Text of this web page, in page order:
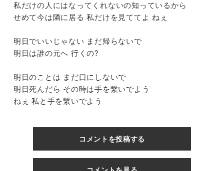
私だけの人にはなってくれないの知っているから
せめて今は隣に居る 私だけを見ててよ ねぇ
明日でいいじゃない まだ帰らないで
明日は誰の元へ 行くの?
明日のことは まだ口にしないで
明日死んだら その時は手を繋いでよう
ねぇ 私と手を繋いでよう
コメントを投稿する